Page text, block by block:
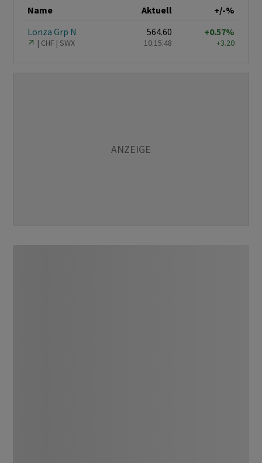
Name Aktuell
+/-%
Lonza Grp N
CHF SWX
564.60
10:15:48
+0.57%
+3.20